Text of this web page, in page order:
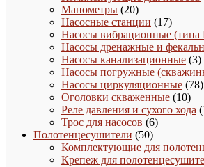
Манометры 2020
товаров
Насосные станции 1717
Насосы вибрационные
Насосы дренажные и
Насосы канализационные 33
Насосы погружные
Насосы циркуляционные 7878
Оголовки скваженные 1010
Реле давления и сухого хода
Трос для насосов 66
Полотенцесушители 5050
товаров
Комплектующие для
Крепеж для